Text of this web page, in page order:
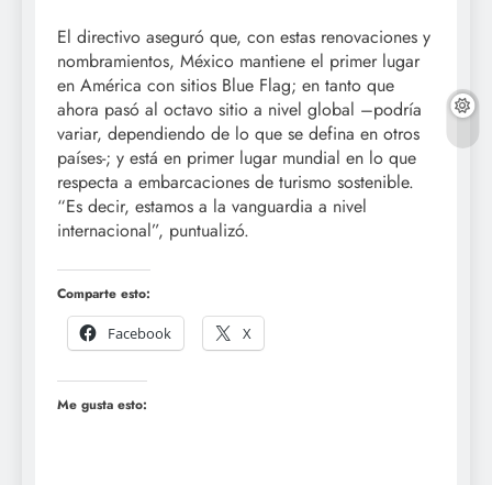
El directivo aseguró que, con estas renovaciones y
nombramientos, México mantiene el primer lugar
en América con sitios Blue Flag; en tanto que
ahora pasó al octavo sitio a nivel global –podría
variar, dependiendo de lo que se defina en otros
países-; y está en primer lugar mundial en lo que
respecta a embarcaciones de turismo sostenible.
“Es decir, estamos a la vanguardia a nivel
internacional”, puntualizó.
Comparte esto:
Facebook
X
Me gusta esto: